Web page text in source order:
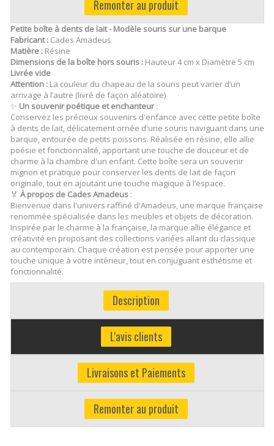
Remonter au produit
Petite boîte à dents de lait - Modèle souris sur une barque
Fabricant : Cades Amadeus
Matière : Résine
Dimensions de la boîte hors souris : Hauteur 4 cm x Diamètre 5 cm
Livrée vide
Attention : La couleur du chapeau de la souris peut varier d’un
arrivage à l’autre (livré de façon aléatoire)
✨ Un souvenir poétique et enchanteur:
Conservez les précieux souvenirs d'enfance avec cette petite boîte
à dents de lait, délicatement ornée d'une souris naviguant dans une
barque, entourée de petits poissons. Réalisée en résine, elle allie
poésie et fonctionnalité, apportant une touche de douceur et de
charme à la chambre d'un enfant. Cette boîte sera un souvenir
mignon et pratique pour conserver les dents de lait de façon
originale, tout en ajoutant une touche magique à l’espace.
🏅À propos de Cades Amadeus :
Bienvenue dans l'univers raffiné d'Amadeus, une marque française
renommée spécialisée dans les meubles et objets de décoration.
Inspirée par le charme à la française, la marque allie élégance et
créativité en proposant des collections variées allant du classique
au contemporain. Chaque création est pensée pour apporter une
touche unique à votre intérieur, tout en conjuguant esthétisme et
fonctionnalité.
Description
L'avis clients
Livraisons et Paiements
Remonter au produit